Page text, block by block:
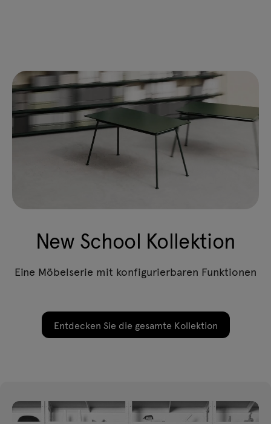
New School Kollektion
Eine Möbelserie mit konfigurierbaren Funktionen
Entdecken Sie die gesamte Kollektion